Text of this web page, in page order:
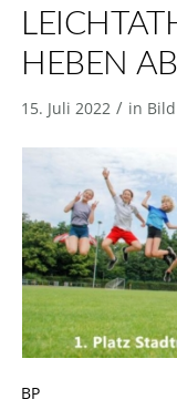
HEBEN
15. Juli 2022 / in
BP